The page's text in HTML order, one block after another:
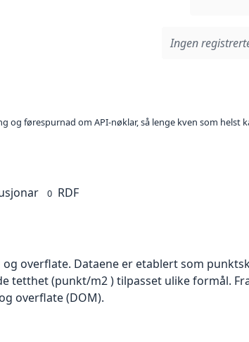
Ingen
og førespurnad om API-nøklar, så lenge kven som helst
0 RDF
overflate. Dataene er etablert som
tetthet (punkt/m2 ) tilpasset ulike formål.
overflate (DOM).